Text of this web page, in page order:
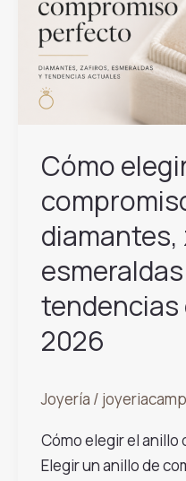
Cómo
diamantes,
tendencias
2026
Joyería /
Cómo elegir el
Elegir un anillo de